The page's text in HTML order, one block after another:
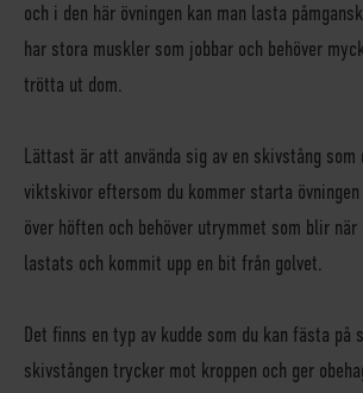
och i den här övningen kan man lasta
har stora muskler som jobbar och behöver
trötta ut dom.
Lättast är att använda sig av en skivstång som
viktskivor eftersom du kommer starta övningen
över höften och behöver utrymmet som blir
lastats och kommit upp en bit från golvet.
Det finns en typ av kudde som du kan fästa på
skivstången trycker mot kroppen och ger